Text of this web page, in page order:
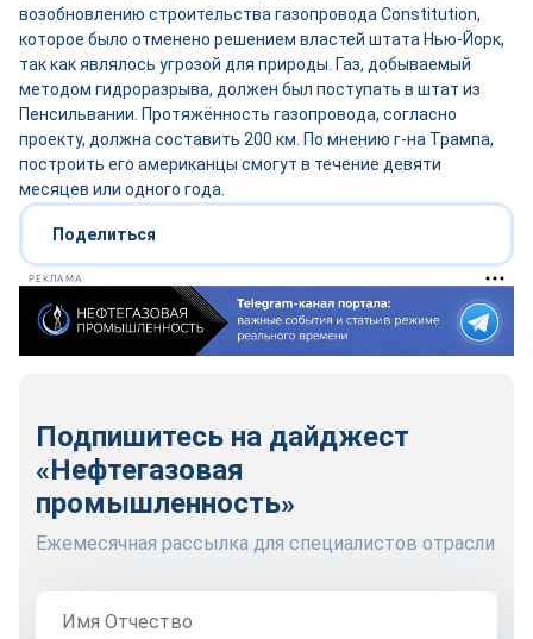
возобновлению строительства газопровода Constitution,
которое было отменено решением властей штата Нью-Йорк,
так как являлось угрозой для природы. Газ, добываемый
методом гидроразрыва, должен был поступать в штат из
Пенсильвании. Протяжённость газопровода, согласно
проекту, должна составить 200 км. По мнению г-на Трампа,
построить его американцы смогут в течение девяти
месяцев или одного года.
Поделиться
РЕКЛАМА
Подпишитесь на дайджест
«Нефтегазовая
промышленность»
Ежемесячная рассылка для специалистов отрасли